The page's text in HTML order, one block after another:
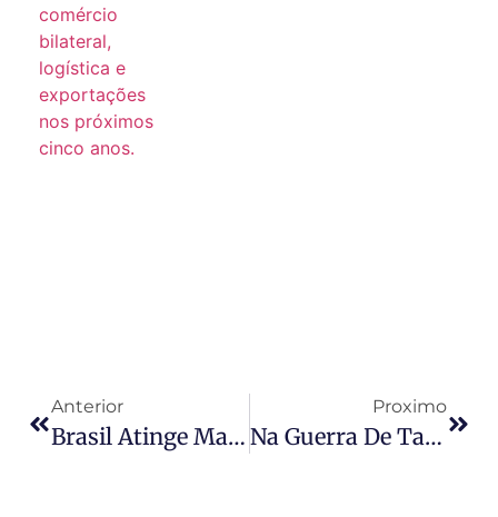
Anterior
Brasil Atinge Marca De USD 2,8 Bilhões Em Importações De Materiais Plásticos No Último Trimestre
Proximo
Na Guerra De Tarifas, Brasil Ainda Bate Os EUA Em Vendas À China